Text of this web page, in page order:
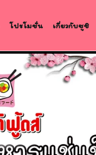
โปรโมชั่น เกี่ยวกับซูชิ